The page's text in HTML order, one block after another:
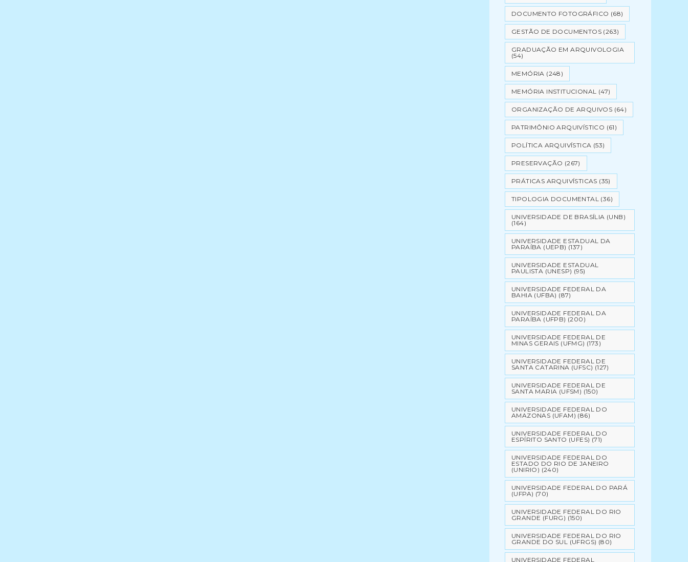
DOCUMENTO FOTOGRÁFICO (68)
GESTÃO DE DOCUMENTOS (263)
GRADUAÇÃO EM ARQUIVOLOGIA
(54)
MEMÓRIA (248)
MEMÓRIA INSTITUCIONAL (47)
ORGANIZAÇÃO DE ARQUIVOS (64)
PATRIMÔNIO ARQUIVÍSTICO (61)
POLÍTICA ARQUIVÍSTICA (53)
PRESERVAÇÃO (267)
PRÁTICAS ARQUIVÍSTICAS (35)
TIPOLOGIA DOCUMENTAL (36)
UNIVERSIDADE DE BRASÍLIA (UNB)
(164)
UNIVERSIDADE ESTADUAL DA
PARAÍBA (UEPB) (137)
UNIVERSIDADE ESTADUAL
PAULISTA (UNESP) (95)
UNIVERSIDADE FEDERAL DA
BAHIA (UFBA) (87)
UNIVERSIDADE FEDERAL DA
PARAÍBA (UFPB) (200)
UNIVERSIDADE FEDERAL DE
MINAS GERAIS (UFMG) (173)
UNIVERSIDADE FEDERAL DE
SANTA CATARINA (UFSC) (127)
UNIVERSIDADE FEDERAL DE
SANTA MARIA (UFSM) (150)
UNIVERSIDADE FEDERAL DO
AMAZONAS (UFAM) (86)
UNIVERSIDADE FEDERAL DO
ESPÍRITO SANTO (UFES) (71)
UNIVERSIDADE FEDERAL DO
ESTADO DO RIO DE JANEIRO
(UNIRIO) (240)
UNIVERSIDADE FEDERAL DO PARÁ
(UFPA) (70)
UNIVERSIDADE FEDERAL DO RIO
GRANDE (FURG) (150)
UNIVERSIDADE FEDERAL DO RIO
GRANDE DO SUL (UFRGS) (80)
UNIVERSIDADE FEDERAL